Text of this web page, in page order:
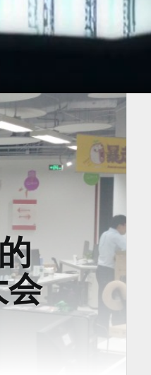
会